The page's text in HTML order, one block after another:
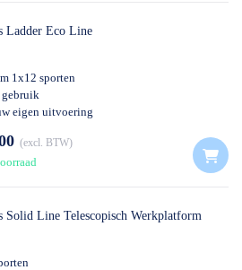
Ladder Eco Line
1x12 sporten
eigen uitvoering
excl. BTW
Solid Line Telescopisch Werkplatform